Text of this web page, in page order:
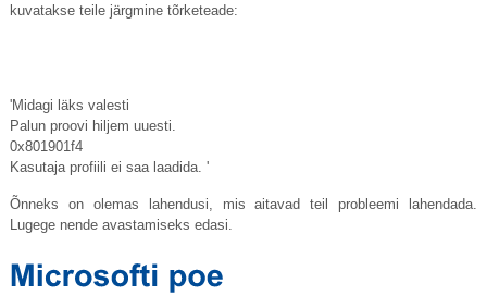
kuvatakse teile järgmine tõrketeade:
'Midagi läks valesti
Palun proovi hiljem uuesti.
0x801901f4
Kasutaja profiili ei saa laadida. '
Õnneks on olemas lahendusi, mis aitavad teil probleemi lahendada.
Lugege nende avastamiseks edasi.